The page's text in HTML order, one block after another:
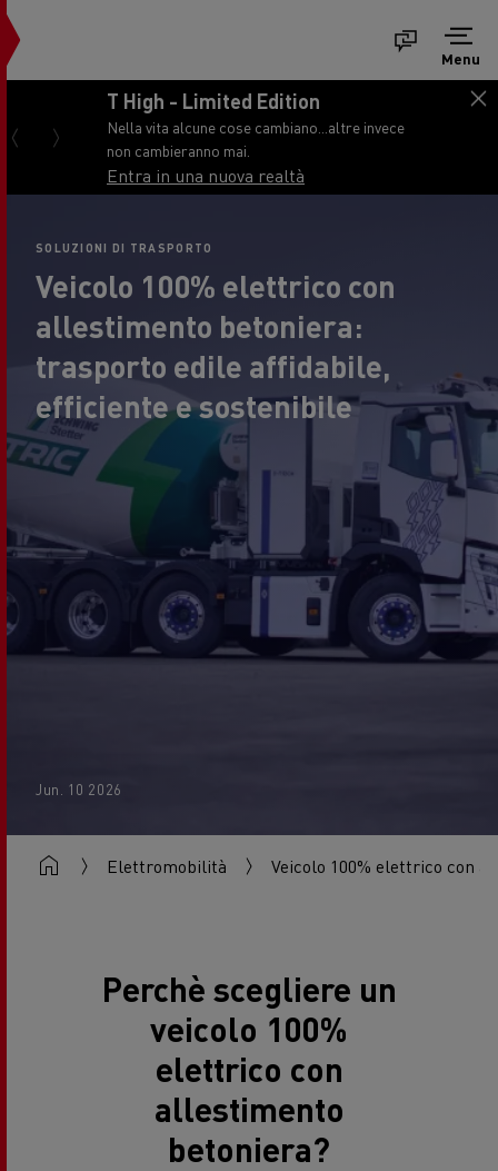
Menu
T High - Limited Edition
Nella vita alcune cose cambiano...altre invece
non cambieranno mai.
Entra in una nuova realtà
SOLUZIONI DI TRASPORTO
Veicolo 100% elettrico con
allestimento betoniera:
trasporto edile affidabile,
efficiente e sostenibile
Jun. 10 2026
Elettromobilità Veicolo 100% elettrico con
Perchè scegliere un
veicolo 100%
elettrico con
allestimento
betoniera?